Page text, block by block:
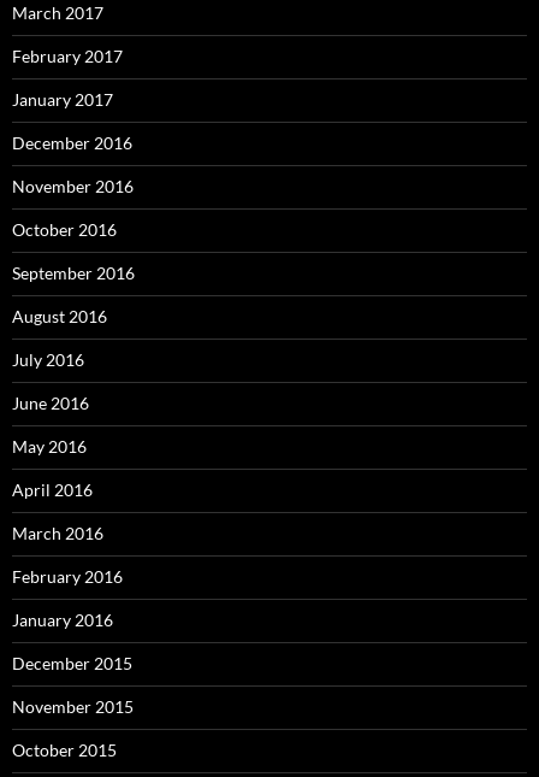
March 2017
February 2017
January 2017
December 2016
November 2016
October 2016
September 2016
August 2016
July 2016
June 2016
May 2016
April 2016
March 2016
February 2016
January 2016
December 2015
November 2015
October 2015